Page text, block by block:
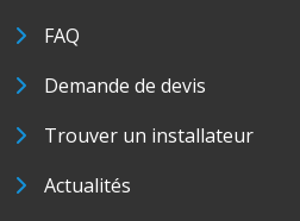
FAQ
Demande de devis
Trouver un installateur
Actualités